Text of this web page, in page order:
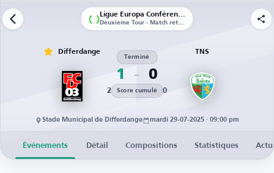
Ligue Europa Conférence | Qualifications
Deuxième Tour - Match retour
Differdange
1
Terminé
0
2 Score cumulé 0
TNS
Stade Municipal de Differdange mardi 29-07-2025 · 09:00 pm
Événements Détail Compositions Statistiques